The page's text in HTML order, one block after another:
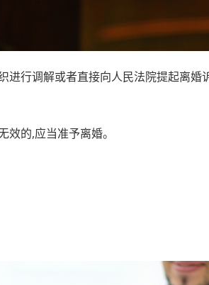
行调解或者直接向人民法院提起离婚
的,应当准予离婚。